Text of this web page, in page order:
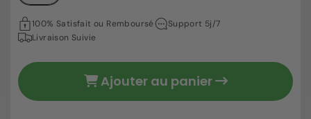
100% Satisfait ou Remboursé
Support 5j/7
Livraison Suivie
Ajouter au panier